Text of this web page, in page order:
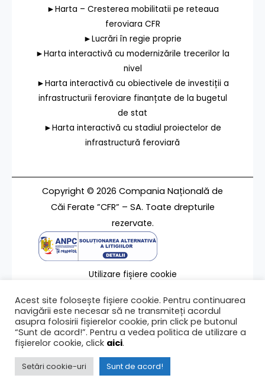
►Harta – Cresterea mobilitatii pe reteaua
feroviara CFR
►Lucrări în regie proprie
►Harta interactivă cu modernizările trecerilor la
nivel
►Harta interactivă cu obiectivele de investiții a
infrastructurii feroviare finanțate de la bugetul
de stat
►Harta interactivă cu stadiul proiectelor de
infrastructură feroviară
Copyright © 2026 Compania Națională de
Căi Ferate ”CFR” – SA. Toate drepturile
rezervate.
Utilizare fișiere cookie
Contact
Ultima modificare a paginii 17/10/2024
Acest site folosește fișiere cookie. Pentru continuarea
navigării este necesar să ne transmiteți acordul
asupra folosirii fișierelor cookie, prin click pe butonul
“Sunt de acord!”. Pentru a vedea politica de utilizare a
fișierelor cookie, click aici.
Setări cookie-uri Sunt de acord!